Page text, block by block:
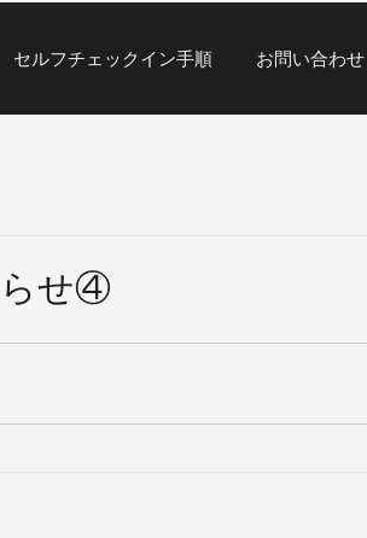
セルフチェックイン手順 お問い合わせ
らせ④